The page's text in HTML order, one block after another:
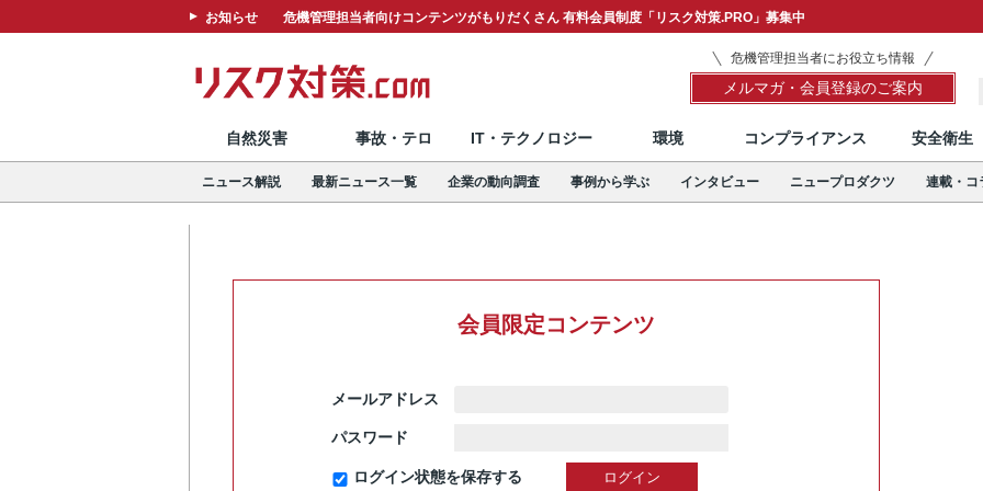
お知らせ 危機管理担当者向けコンテンツがもりだくさん 有料会員制度「リスク対策.PRO」募集中
危機管理担当者にお役立ち情報
メルマガ・会員登録のご案内
自然災害 事故・テロ IT・テクノロジー 環境 コンプライアンス 安全衛生
ニュース解説 最新ニュース一覧 企業の動向調査 事例から学ぶ インタビュー ニュープロダクツ 連載・コ
会員限定コンテンツ
メールアドレス
パスワード
ログイン状態を保存する